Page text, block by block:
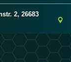
2, 26683